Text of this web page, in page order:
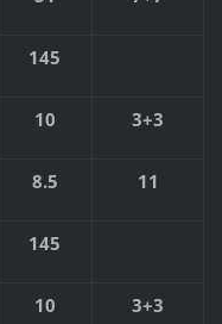
145
10 3+3
8.5 11
145
10 3+3